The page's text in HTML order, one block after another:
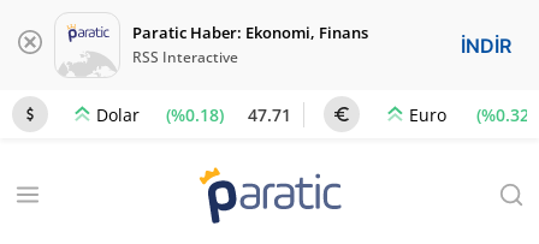
Paratic Haber: Ekonomi, Finans
RSS Interactive İNDİR
Dolar (%0.18) 47.71 Euro (%0.32)